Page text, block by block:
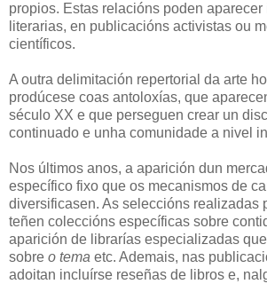
propios. Estas relacións poden
literarias, en publicacións activistas ou
científicos.
A outra delimitación repertorial da arte
prodúcese coas antoloxías, que
século XX e que perseguen crear un
continuado e unha comunidade a nivel
Nos últimos anos, a aparición dun
específico fixo que os mecanismos de
diversificasen. As seleccións realizadas
teñen coleccións específicas sobre
aparición de librarías especializadas
sobre o tema etc. Ademais, nas
adoitan incluírse reseñas de libros e,